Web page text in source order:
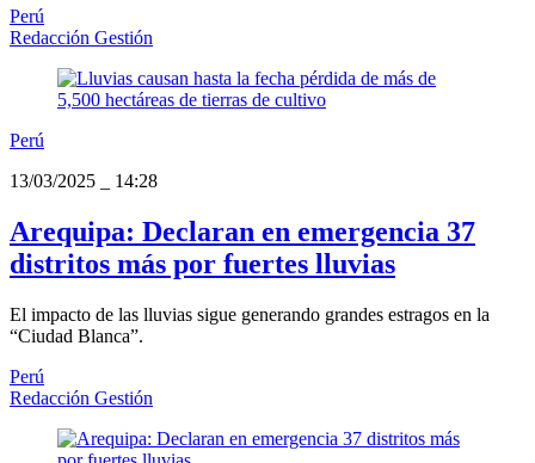
Perú
Redacción Gestión
Perú
13/03/2025
14:28
Arequipa: Declaran en emergencia 37
distritos más por fuertes lluvias
El impacto de las lluvias sigue generando grandes estragos en la
“Ciudad Blanca”.
Perú
Redacción Gestión